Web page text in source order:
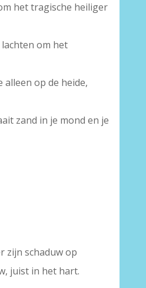
het tragische heiliger
om het
alleen op de heide,
zand in je mond en je
zijn schaduw op
juist in het hart.